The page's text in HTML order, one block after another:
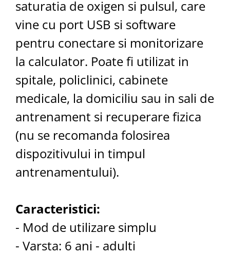
saturatia de oxigen si pulsul, care
vine cu port USB si software
pentru conectare si monitorizare
la calculator. Poate fi utilizat in
spitale, policlinici, cabinete
medicale, la domiciliu sau in sali de
antrenament si recuperare fizica
(nu se recomanda folosirea
dispozitivului in timpul
antrenamentului).
Caracteristici:
- Mod de utilizare simplu
- Varsta: 6 ani - adulti